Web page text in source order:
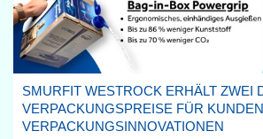
SMURFIT WESTROCK ERHÄLT ZWEI
VERPACKUNGSPREISE FÜR
VERPACKUNGSINNOVATIONEN